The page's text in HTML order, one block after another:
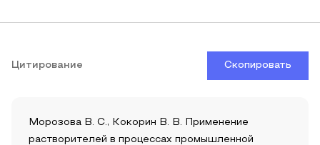
Цитирование Скопировать
Морозова В. С., Кокорин В. В. Применение
растворителей в процессах промышленной